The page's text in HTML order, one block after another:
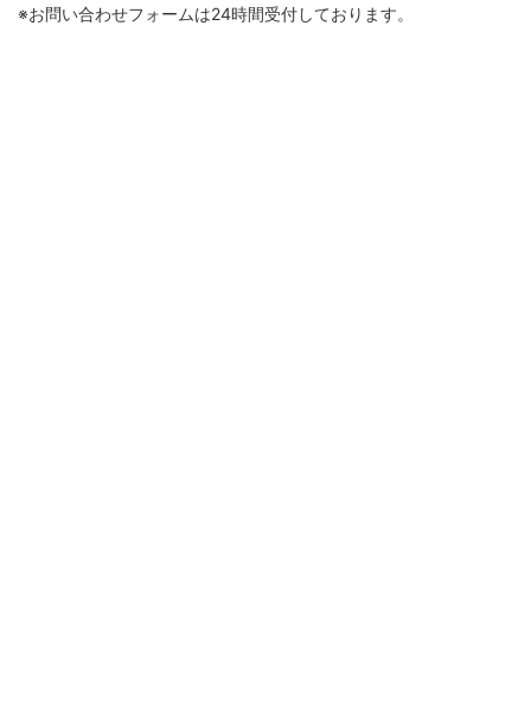
※お問い合わせフォームは24時間受付しております。